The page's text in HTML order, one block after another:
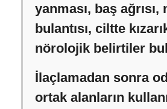
yanması, baş ağrısı,
bulantısı, ciltte
nörolojik belirtiler
İlaçlamadan sonra
ortak alanların